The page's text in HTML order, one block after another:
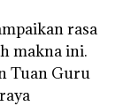
rasa
makna ini.
Tuan Guru